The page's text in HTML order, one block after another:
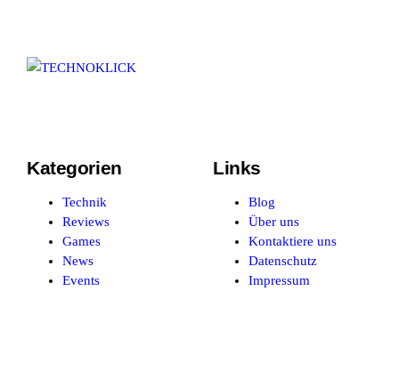
Kategorien
Technik
Reviews
Games
News
Events
Links
Blog
Über uns
Kontaktiere uns
Datenschutz
Impressum